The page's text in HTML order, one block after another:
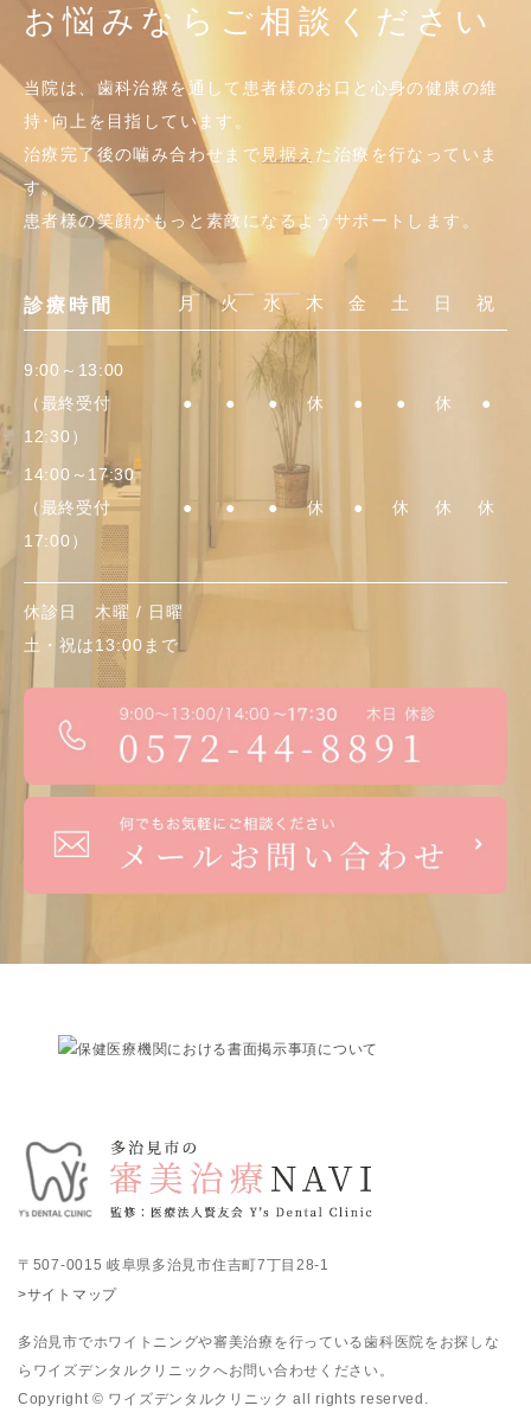
お悩みならご相談ください
当院は、歯科治療を通して患者様のお口と心身の健康の維
持･向上を目指しています。
治療完了後の噛み合わせまで見据えた治療を行なっていま
す。
患者様の笑顔がもっと素敵になるようサポートします。
診療時間 月 火 水 木 金 土 日 祝
9:00～13:00
（最終受付
12:30）
● ● ● 休 ● ● 休 ●
14:00～17:30
（最終受付
17:00）
● ● ● 休 ● 休 休 休
休診日 木曜 / 日曜
土・祝は13:00まで
〒507-0015 岐阜県多治見市住吉町7丁目28-1
>サイトマップ
多治見市でホワイトニングや審美治療を行っている歯科医院をお探しな
らワイズデンタルクリニックへお問い合わせください。
Copyright © ワイズデンタルクリニック all rights reserved.